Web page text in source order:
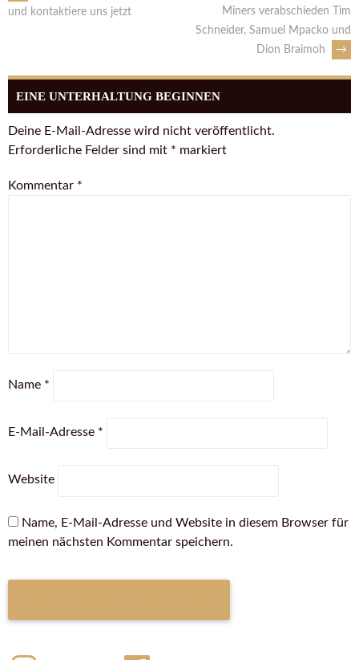
und kontaktiere uns jetzt
Miners verabschieden Tim
Schneider, Samuel Mpacko und
Dion Braimoh
→
EINE UNTERHALTUNG BEGINNEN
Deine E-Mail-Adresse wird nicht veröffentlicht.
Erforderliche Felder sind mit * markiert
Kommentar *
Name *
E-Mail-Adresse *
Website
Name, E-Mail-Adresse und Website in diesem Browser für
meinen nächsten Kommentar speichern.